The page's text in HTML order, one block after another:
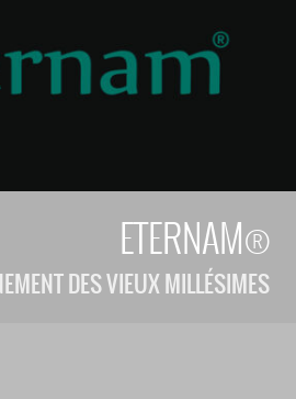
ETERNAM®
DES VIEUX MILLÉSIMES